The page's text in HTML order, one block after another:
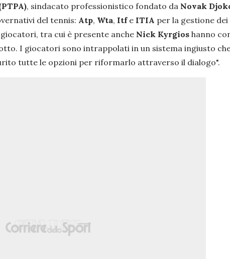
, sindacato professionistico fondato da Novak
del tennis: Atp, Wta, Itf e ITIA per la gestione
tra cui è presente anche Nick Kyrgios hanno
I giocatori sono intrappolati in un sistema ingiusto
tutte le opzioni per riformarlo attraverso il dialogo".